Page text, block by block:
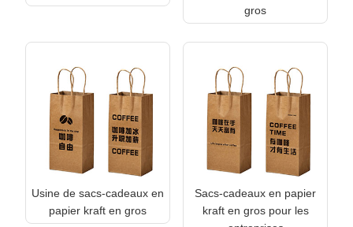
gros
Usine de sacs-cadeaux en
papier kraft en gros
Sacs-cadeaux en papier
kraft en gros pour les